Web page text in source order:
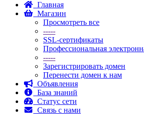
Главная
Магазин
Просмотреть все
-----
SSL-сертификаты
Профессиональная
-----
Зарегистрировать домен
Перенести домен к нам
Объявления
База знаний
Статус сети
Связь с нами